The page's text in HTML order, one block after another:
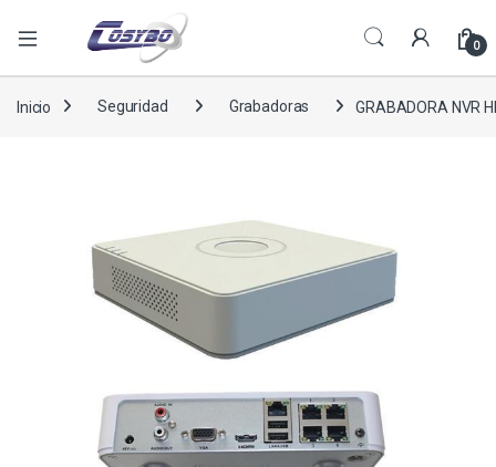
0
Inicio Seguridad Grabadoras GRABADORA NVR